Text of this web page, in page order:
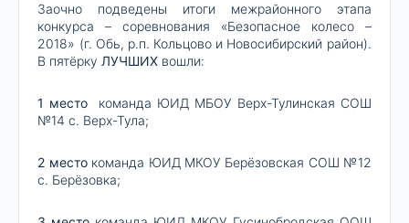
Заочно подведены итоги межрайонного этапа
конкурса – соревнования «Безопасное колесо –
2018» (г. Обь, р.п. Кольцово и Новосибирский район).
В пятёркуЛУЧШИХ вошли:
1 место команда ЮИД МБОУ Верх-Тулинская СОШ
№14 с. Верх-Тула;
2 местокоманда ЮИД МКОУ Берёзовская СОШ №12
с. Берёзовка;